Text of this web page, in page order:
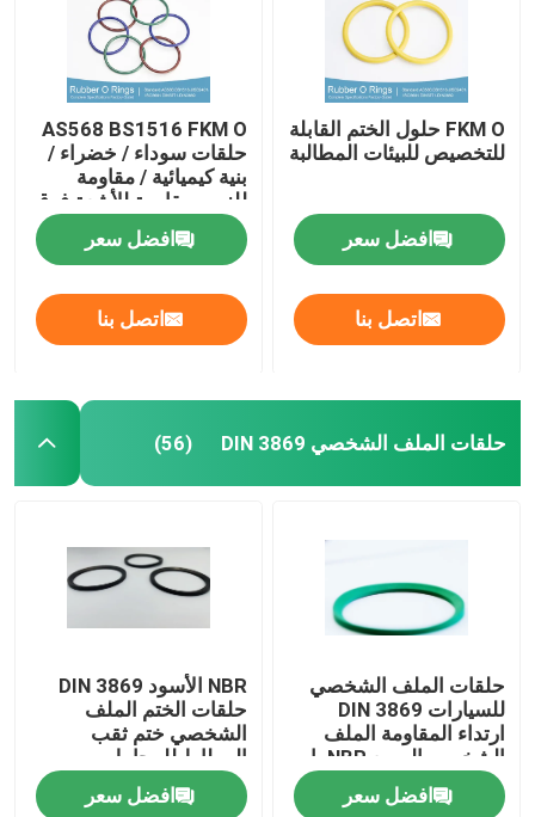
FKM O حلول الختم القابلة
للتخصيص للبيئات المطالبة
افضل سعر
اتصل بنا
AS568 BS1516 FKM O
حلقات سوداء / خضراء /
بنية كيميائية / مقاومة
للزيت مقاومة للأشعة فوق
البنفسجية
افضل سعر
اتصل بنا
حلقات الملف الشخصي DIN 3869 (56)
حلقات الملف الشخصي
للسيارات DIN 3869
ارتداء المقاومة الملف
الشخصي المربع NBR يا
الحلقات
افضل سعر
NBR الأسود DIN 3869
حلقات الختم الملف
الشخصي ختم ثقب
المطاط للمحامل
افضل سعر